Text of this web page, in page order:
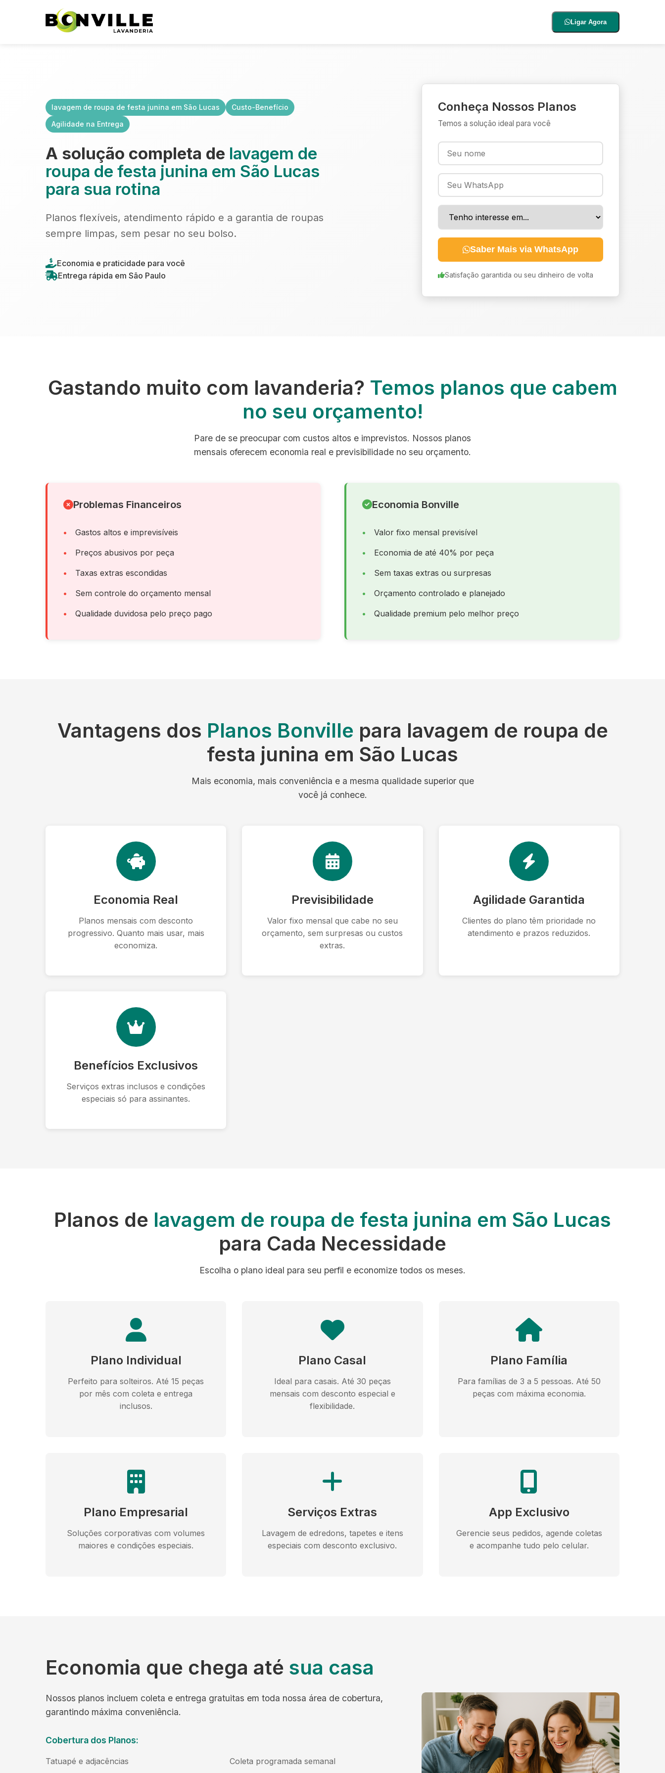
Ligar Agora
lavagem de roupa de festa junina em São Lucas
Custo-Benefício
Agilidade na Entrega
A solução completa de lavagem de
roupa de festa junina em São Lucas
para sua rotina
Planos flexíveis, atendimento rápido e a garantia de roupas
sempre limpas, sem pesar no seu bolso.
Economia e praticidade para você
Entrega rápida em São Paulo
Conheça Nossos Planos
Temos a solução ideal para você
Saber Mais via WhatsApp
Satisfação garantida ou seu dinheiro de volta
Gastando muito com lavanderia? Temos planos que cabem
no seu orçamento!
Pare de se preocupar com custos altos e imprevistos. Nossos planos
mensais oferecem economia real e previsibilidade no seu orçamento.
Problemas Financeiros
Gastos altos e imprevisíveis
Preços abusivos por peça
Taxas extras escondidas
Sem controle do orçamento mensal
Qualidade duvidosa pelo preço pago
Economia Bonville
Valor fixo mensal previsível
Economia de até 40% por peça
Sem taxas extras ou surpresas
Orçamento controlado e planejado
Qualidade premium pelo melhor preço
Vantagens dos Planos Bonville para lavagem de roupa de
festa junina em São Lucas
Mais economia, mais conveniência e a mesma qualidade superior que
você já conhece.
Economia Real
Planos mensais com desconto
progressivo. Quanto mais usar, mais
economiza.
Previsibilidade
Valor fixo mensal que cabe no seu
orçamento, sem surpresas ou custos
extras.
Agilidade Garantida
Clientes do plano têm prioridade no
atendimento e prazos reduzidos.
Benefícios Exclusivos
Serviços extras inclusos e condições
especiais só para assinantes.
Planos de lavagem de roupa de festa junina em São Lucas
para Cada Necessidade
Escolha o plano ideal para seu perfil e economize todos os meses.
Plano Individual
Perfeito para solteiros. Até 15 peças
por mês com coleta e entrega
inclusos.
Plano Casal
Ideal para casais. Até 30 peças
mensais com desconto especial e
flexibilidade.
Plano Família
Para famílias de 3 a 5 pessoas. Até 50
peças com máxima economia.
Plano Empresarial
Soluções corporativas com volumes
maiores e condições especiais.
Serviços Extras
Lavagem de edredons, tapetes e itens
especiais com desconto exclusivo.
App Exclusivo
Gerencie seus pedidos, agende coletas
e acompanhe tudo pelo celular.
Economia que chega até sua casa
Nossos planos incluem coleta e entrega gratuitas em toda nossa área de cobertura,
garantindo máxima conveniência.
Cobertura dos Planos:
Tatuapé e adjacências
Coleta programada semanal